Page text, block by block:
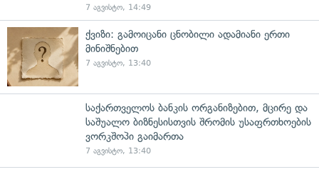
7 აგვისტო, 14:49
ქვიზი: გამოიცანი ცნობილი ადამიანი ერთი
მინიშნებით
7 აგვისტო, 13:40
საქართველოს ბანკის ორგანიზებით, მცირე და
საშუალო ბიზნესისთვის შრომის უსაფრთხოების
ვორკშოპი გაიმართა
7 აგვისტო, 13:40